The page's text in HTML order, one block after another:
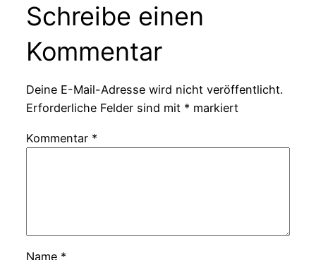
Schreibe einen
Kommentar
Deine E-Mail-Adresse wird nicht veröffentlicht.
Erforderliche Felder sind mit * markiert
Kommentar *
Name *